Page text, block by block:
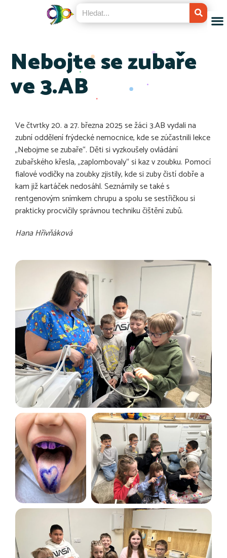
Nebojte se zubaře
ve 3.AB
Ve čtvrtky 20. a 27. března 2025 se žáci 3.AB vydali na
zubní oddělení frýdecké nemocnice, kde se zúčastnili lekce
„Nebojme se zubaře“. Děti si vyzkoušely ovládání
zubařského křesla, „zaplombovaly“ si kaz v zoubku. Pomocí
fialové vodičky na zoubky zjistily, kde si zuby čistí dobře a
kam již kartáček nedosáhl. Seznámily se také s
rentgenovým snímkem chrupu a spolu se sestřičkou si
prakticky procvičily správnou techniku čištění zubů.
Hana Hřivňáková